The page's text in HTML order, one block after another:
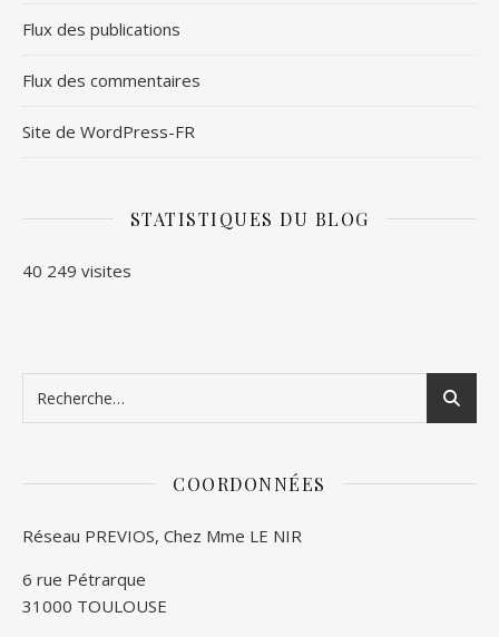
Flux des publications
Flux des commentaires
Site de WordPress-FR
STATISTIQUES DU BLOG
40 249 visites
COORDONNÉES
Réseau PREVIOS, Chez Mme LE NIR
6 rue Pétrarque
31000 TOULOUSE